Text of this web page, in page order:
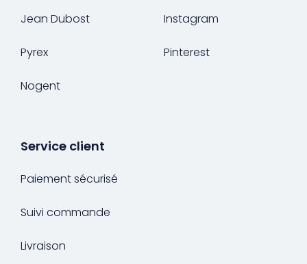
Jean Dubost
Pyrex
Nogent
Instagram
Pinterest
Service client
Paiement sécurisé
Suivi commande
Livraison